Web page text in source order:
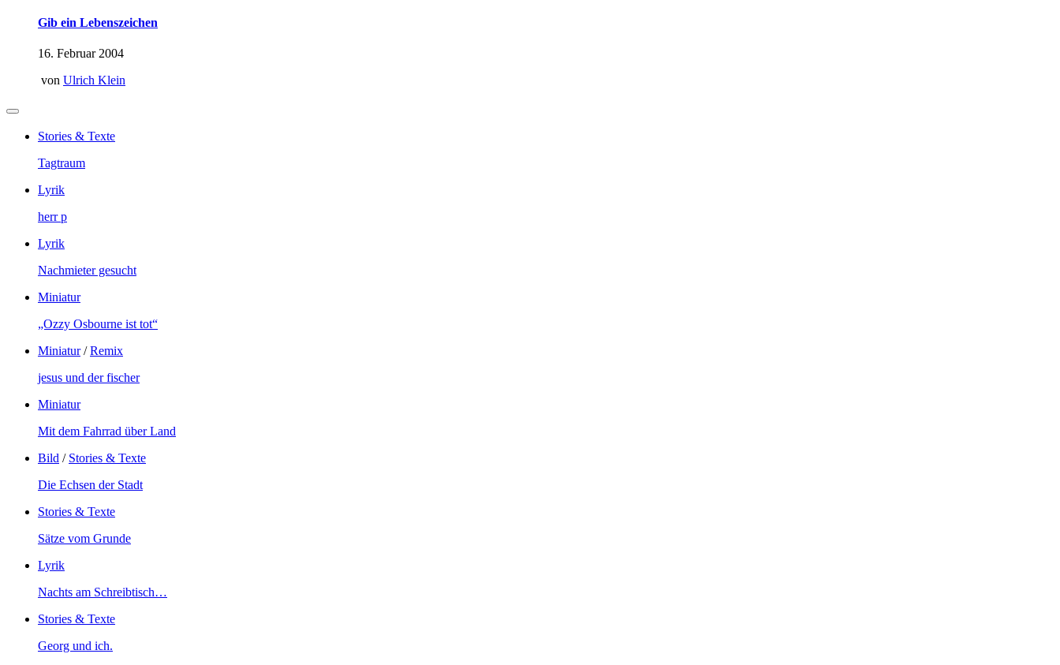
Gib ein Lebenszeichen
16. Februar 2004
von Ulrich Klein
Stories & Texte
Tagtraum
Lyrik
herr p
Lyrik
Nachmieter gesucht
Miniatur
„Ozzy Osbourne ist tot“
Miniatur/Remix
jesus und der fischer
Miniatur
Mit dem Fahrrad über Land
Bild / Stories & Texte
Die Echsen der Stadt
Stories & Texte
Sätze vom Grunde
Lyrik
Nachts am Schreibtisch…
Stories & Texte
Georg und ich.